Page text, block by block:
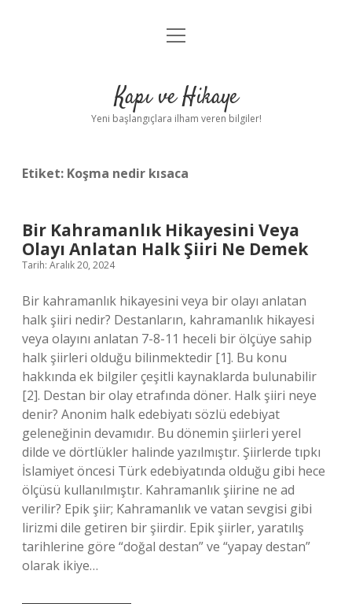
Anasayfa
Yasal Uyarı
menüyü
Kapı ve Hikaye
Yeni başlangıçlara ilham veren bilgiler!
Etiket: Koşma nedir kısaca
Bir Kahramanlık Hikayesini Veya
Olayı Anlatan Halk Şiiri Ne Demek
Tarih: Aralık 20, 2024
Bir kahramanlık hikayesini veya bir olayı anlatan
halk şiiri nedir? Destanların, kahramanlık hikayesi
veya olayını anlatan 7-8-11 heceli bir ölçüye sahip
halk şiirleri olduğu bilinmektedir [1]. Bu konu
hakkında ek bilgiler çeşitli kaynaklarda bulunabilir
[2]. Destan bir olay etrafında döner. Halk şiiri neye
denir? Anonim halk edebiyatı sözlü edebiyat
geleneğinin devamıdır. Bu dönemin şiirleri yerel
dilde ve dörtlükler halinde yazılmıştır. Şiirlerde tıpkı
İslamiyet öncesi Türk edebiyatında olduğu gibi hece
ölçüsü kullanılmıştır. Kahramanlık şiirine ne ad
verilir? Epik şiir; Kahramanlık ve vatan sevgisi gibi
lirizmi dile getiren bir şiirdir. Epik şiirler, yaratılış
tarihlerine göre “doğal destan” ve “yapay destan”
olarak ikiye…